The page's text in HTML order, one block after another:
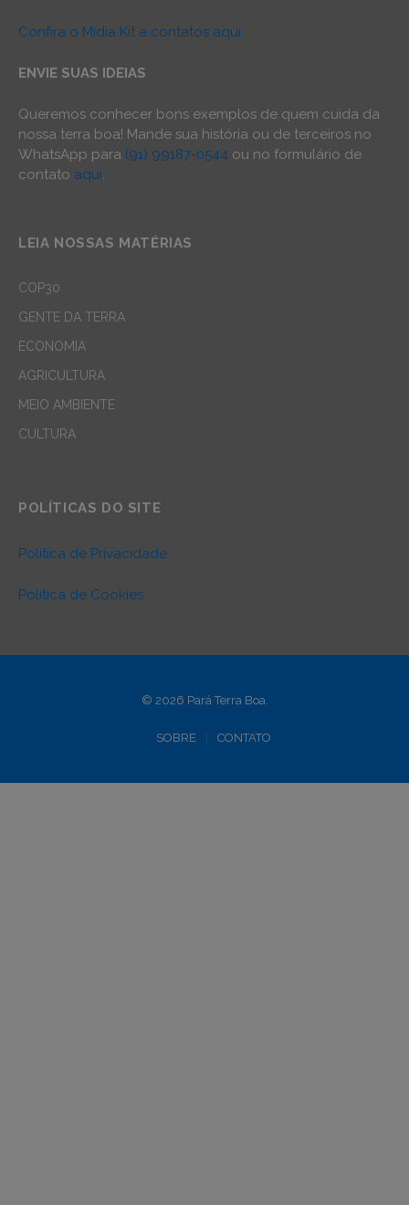
Confira o Mídia Kit e contatos aqui
ENVIE SUAS IDEIAS
Queremos conhecer bons exemplos de quem cuida da
nossa terra boa! Mande sua história ou de terceiros no
WhatsApp para (91) 99187-0544 ou no formulário de
contato aqui.
LEIA NOSSAS MATÉRIAS
COP30
GENTE DA TERRA
ECONOMIA
AGRICULTURA
MEIO AMBIENTE
CULTURA
POLÍTICAS DO SITE
Política de Privacidade
Política de Cookies
© 2026 Pará Terra Boa.
SOBRE CONTATO